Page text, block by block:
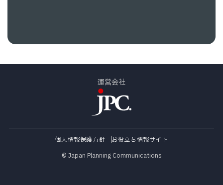
運営会社
個人情報保護方針
お役立ち情報サイト
© Japan Planning Communications